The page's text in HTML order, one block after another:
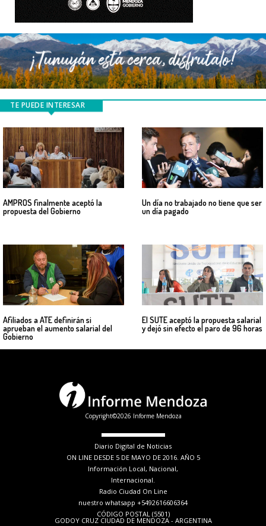
TE PUEDE INTERESAR
AMPROS finalmente aceptó la
propuesta del Gobierno
Un día no trabajado no tiene que ser
un día pagado
Afiliados a ATE definirán si
aprueban el aumento salarial del
Gobierno
El SUTE aceptó la propuesta salarial
y dejó sin efecto el paro de 96 horas
Copyright©2026 Informe Mendoza
Diario Digital de Noticias
ON LINE DESDE 5 DE MAYO DE 2016. AÑO 5
Información Local, Nacional,
Internacional.
Radio Ciudad On Line
nuestro whatsapp +5492616606364
CÓDIGO POSTAL (5501)
GODOY CRUZ CIUDAD DE MENDOZA - ARGENTINA